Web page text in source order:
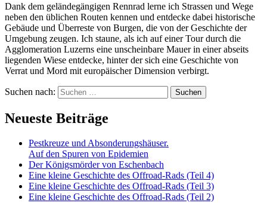
Dank dem geländegängigen Rennrad lerne ich Strassen und Wege
neben den üblichen Routen kennen und entdecke dabei historische
Gebäude und Überreste von Burgen, die von der Geschichte der
Umgebung zeugen. Ich staune, als ich auf einer Tour durch die
Agglomeration Luzerns eine unscheinbare Mauer in einer abseits
liegenden Wiese entdecke, hinter der sich eine Geschichte von
Verrat und Mord mit europäischer Dimension verbirgt.
Suchen nach:
Neueste Beiträge
Pestkreuze und Absonderungshäuser.
Auf den Spuren von Epidemien
Der Königsmörder von Eschenbach
Eine kleine Geschichte des Offroad-Rads (Teil 4)
Eine kleine Geschichte des Offroad-Rads (Teil 3)
Eine kleine Geschichte des Offroad-Rads (Teil 2)